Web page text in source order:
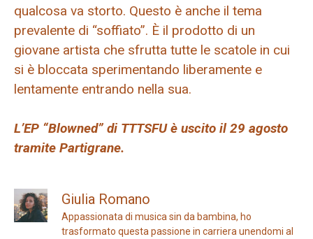
qualcosa va storto. Questo è anche il tema
prevalente di “soffiato”. È il prodotto di un
giovane artista che sfrutta tutte le scatole in cui
si è bloccata sperimentando liberamente e
lentamente entrando nella sua.
L’EP “Blowned” di TTTSFU è uscito il 29 agosto
tramite Partigrane.
Giulia Romano
Appassionata di musica sin da bambina, ho
trasformato questa passione in carriera unendomi al